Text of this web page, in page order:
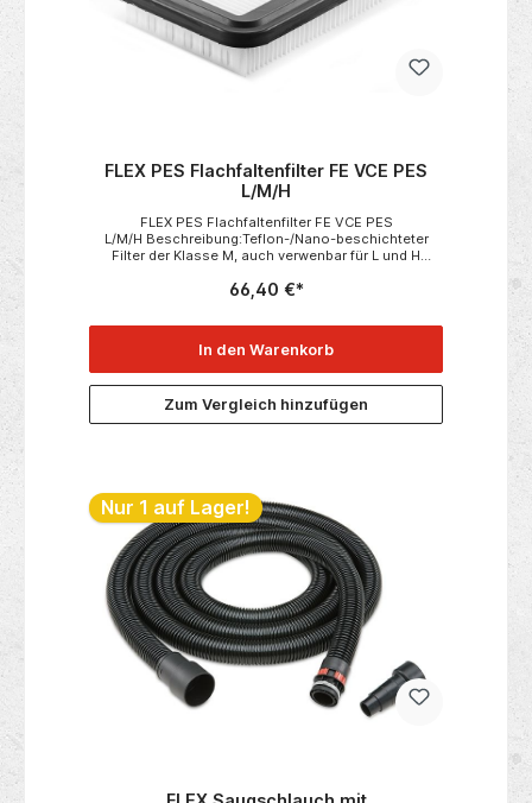
FLEX PES Flachfaltenfilter FE VCE PES
L/M/H
FLEX PES Flachfaltenfilter FE VCE PES
L/M/H Beschreibung:Teflon-/Nano-beschichteter
Filter der Klasse M, auch verwenbar für L und H
Filtervlies.Die schmutzabweisende Oberfläche
verbessert die Abreinigung des Filtermaterials, die
Filterporen werden zuverlässig vom Staub befreit.
Nassarbeiten geeignet. Passend zu:VCE 33 L MCVCE
33 L ACVCE 44 L ACVCE 33 M ACVCE 44 M ACVCE
44 H AC Lieferumfang:Verpackungseinheit 1
66,40 €*
In den Warenkorb
Zum Vergleich hinzufügen
Nur 1 auf Lager!